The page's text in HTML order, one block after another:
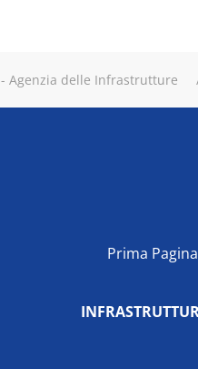
- Agenzia delle Infrastrutture
Prima